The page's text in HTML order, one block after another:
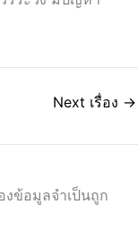
Next เรื่อง →
งข้อมูลจำเป็นถูก